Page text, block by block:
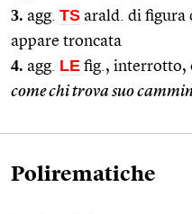
3. agg. TS arald. di figura
appare troncata
4. agg. LE fig., interrotto,
come chi trova suo
Polirematiche